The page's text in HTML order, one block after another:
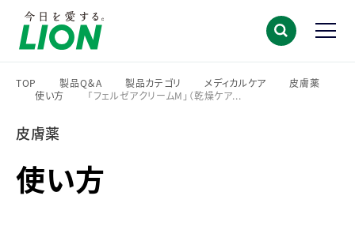
TOP
>
製品Q＆A
>
製品カテゴリ
>
メディカルケア
皮膚薬
使い方
「フェルゼアクリームM」（乾燥ケア...
皮膚薬
使い方